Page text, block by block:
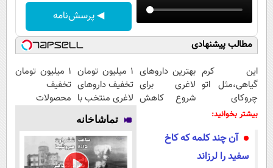
◀ پرسش‌نامه
مطالب پیشنهادی
این کرم
گیاهی،مثل اتو
چروکای
پوستتوصاف
بهترین داروهای
لاغری برای
شروع کاهش
نزدیکت!
۱ میلیون تومان
تخفیف داروهای
لاغری منتخب با
ارسال از
داروخانه
نزدیکت
۱ میلیون تومان
تخفیف
محصولات
شروع کاهش
وزن
بیشتر بخوانید:
آن چند کلمه که کاخ
سفید را لرزاند
تماشاخانه